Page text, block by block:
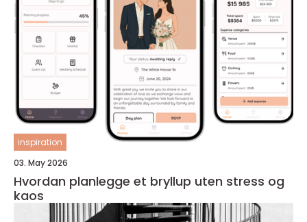
inspiration
03. May 2026
Hvordan planlegge et bryllup uten stress og
kaos